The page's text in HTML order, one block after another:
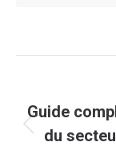
article
Guide
du